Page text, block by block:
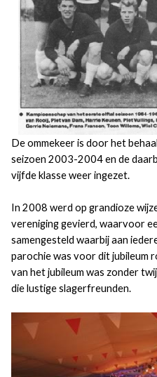
De ommekeer is door het
seizoen 2003-2004 en de
vijfde klasse weer ingezet.
In 2008 werd op grandioze
vereniging gevierd, waarvoor
samengesteld waarbij aan
parochie was voor dit jubileum
van het jubileum was zonder
die lustige slagerfreunden.